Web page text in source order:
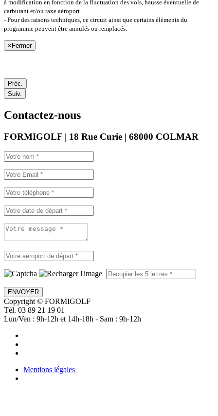
à modification en fonction de la fluctuation des vols, hausse éventuelle de
carburant et/ou taxe aéroport.
- Pour des raisons techniques, ce circuit ainsi que certains éléments du
programme peuvent être annulés ou remplacés.
× Fermer
Préc.
Suiv.
Contactez-nous
FORMIGOLF | 18 Rue Curie | 68000 COLMAR
ENVOYER
Copyright © FORMIGOLF
Tél. 03 89 21 19 01
Lun/Ven : 9h-12h et 14h-18h - Sam : 9h-12h
Mentions légales